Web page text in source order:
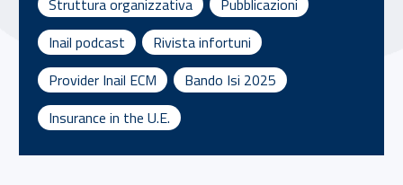
Inail podcast
Rivista infortuni
Provider Inail ECM
Bando Isi 2025
Insurance in the U.E.